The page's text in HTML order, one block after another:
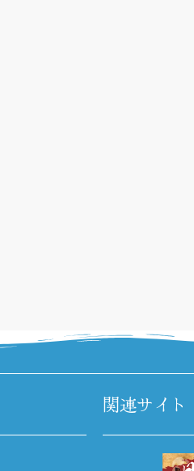
関連サイト